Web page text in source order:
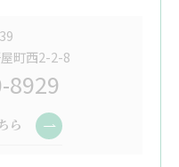
町西2-2-8
8929
ら